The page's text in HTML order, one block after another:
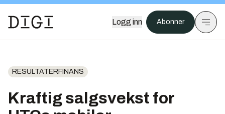
Logg inn Abonner
RESULTATERFINANS
Kraftig salgsvekst for